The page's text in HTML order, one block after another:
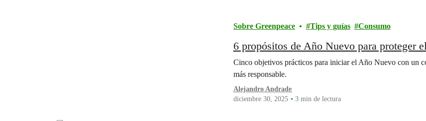
Sobre Greenpeace Tips y guías Consumo
6 propósitos de Año Nuevo para proteger
Cinco objetivos prácticos para iniciar el Año Nuevo con un
más responsable.
Alejandro Andrade
diciembre 30, 2025
3 min de lectura